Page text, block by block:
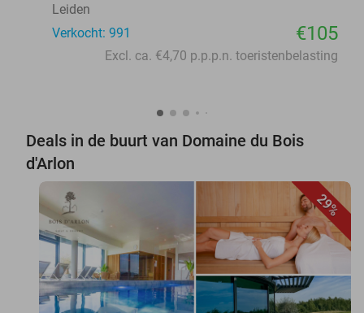
Leiden
Verkocht: 991
€105
Excl. ca. €4,70 p.p.p.n. toeristenbelasting
Deals in de buurt van Domaine du Bois
d'Arlon
29%